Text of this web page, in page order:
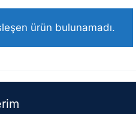
ürün bulunamadı.